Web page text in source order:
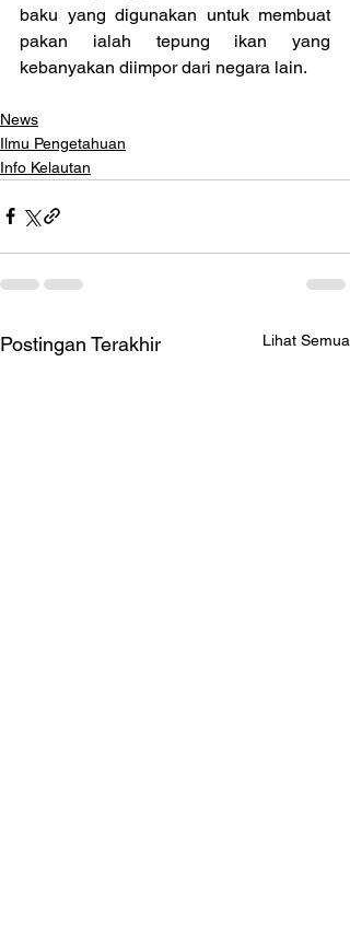
baku yang digunakan untuk membuat
pakan ialah tepung ikan yang
kebanyakan diimpor dari negara lain.
News
Ilmu Pengetahuan
Info Kelautan
Postingan Terakhir Lihat Semua